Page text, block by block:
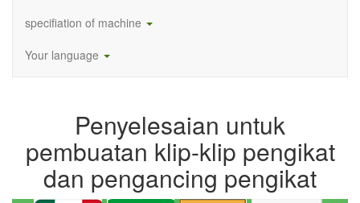
specifiation of machine
Your language
Penyelesaian untuk
pembuatan klip-klip pengikat
dan pengancing pengikat